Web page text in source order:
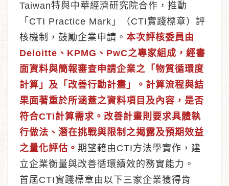
Taiwan特與中華經濟研究院合作，推動
「CTI Practice Mark」（CTI實踐標章）評
核機制，鼓勵企業申請。本次評核委員由
Deloitte、KPMG、PwC之專家組成，經書
面資料與簡報審查申請企業之「物質循環度
計算」及「改善行動計畫」。計算流程與結
果面著重於所涵蓋之資料項目及內容，是否
符合CTI計算需求。改善計畫則要求具體執
行做法、潛在挑戰與限制之揭露及預期效益
之量化評估。期望藉由CTI方法學實作，建
立企業衡量與改善循環績效的務實能力。
首屆CTI實踐標章由以下三家企業獲得肯